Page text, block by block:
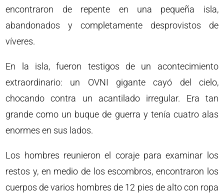
encontraron de repente en una pequeña isla,
abandonados y completamente desprovistos de
víveres.
En la isla, fueron testigos de un acontecimiento
extraordinario: un OVNI gigante cayó del cielo,
chocando contra un acantilado irregular. Era tan
grande como un buque de guerra y tenía cuatro alas
enormes en sus lados.
Los hombres reunieron el coraje para examinar los
restos y, en medio de los escombros, encontraron los
cuerpos de varios hombres de 12 pies de alto con ropa